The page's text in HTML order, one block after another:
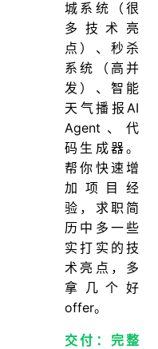
城系统（很
多技术亮
点）、秒杀
系统（高并
发）、智能
天气播报AI
Agent、代
码生成器。
帮你快速增
加项目经
验，求职简
历中多一些
实打实的技
术亮点，多
拿几个好
offer。
交付：完整